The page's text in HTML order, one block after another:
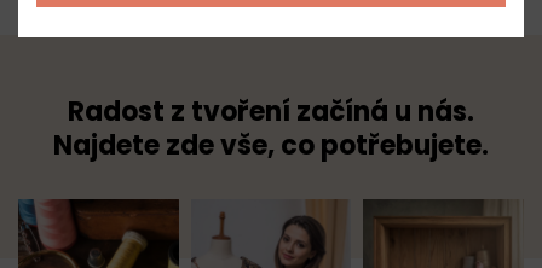
Radost z tvoření začíná u nás.
Najdete zde vše, co potřebujete.